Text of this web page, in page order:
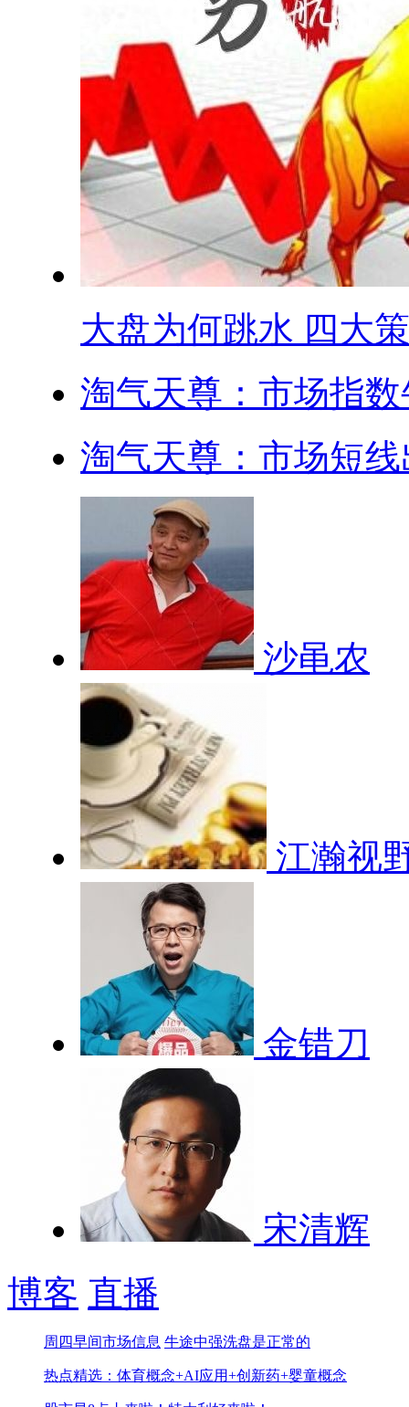
大盘为何跳水 四大
淘气天尊：市场指
淘气天尊：市场短
沙黾农
江瀚视
金错刀
宋清辉
博客 直播
周四早间市场信息 牛途中强洗盘是正常的
热点精选：体育概念+AI应用+创新药+婴童概念